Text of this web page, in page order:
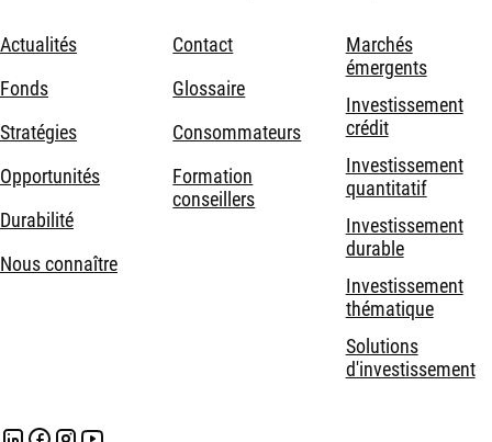
Actualités
Fonds
Stratégies
Opportunités
Durabilité
Nous connaître
Contact
Glossaire
Consommateurs
Formation
conseillers
Marchés
émergents
Investissement
crédit
Investissement
quantitatif
Investissement
durable
Investissement
thématique
Solutions
d'investissement